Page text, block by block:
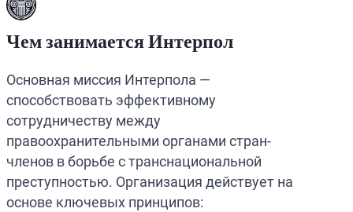
Чем занимается Интерпол
Основная миссия Интерпола —
способствовать эффективному
сотрудничеству между
правоохранительными органами стран-
членов в борьбе с транснациональной
преступностью. Организация действует на
основе ключевых принципов: